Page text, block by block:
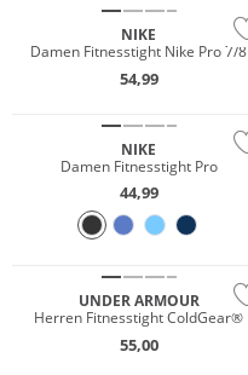
NIKE
Damen Fitnesstight Nike Pro 7/8
54,99
NIKE
Damen Fitnesstight Pro
44,99
Preis & Wert
UNDER ARMOUR
Herren Fitnesstight ColdGear®
55,00